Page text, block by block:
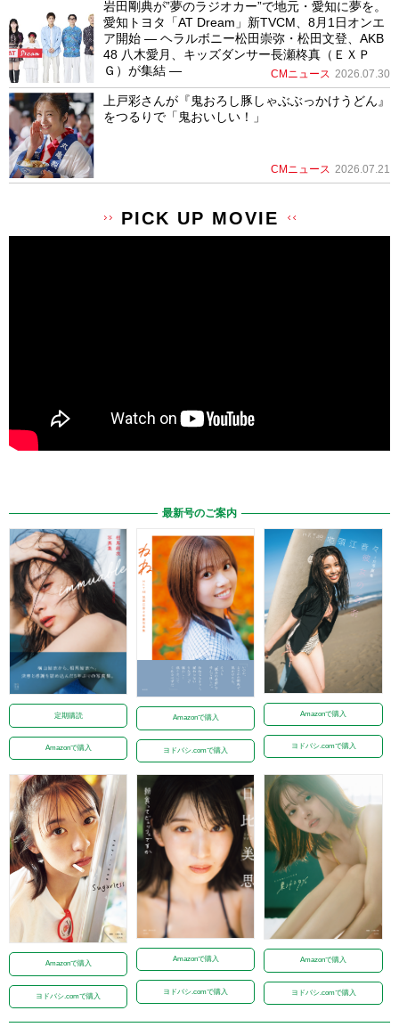
岩田剛典が”夢のラジオカー”で地元・愛知に夢を。
愛知トヨタ「AT Dream」新TVCM、8月1日オンエ
ア開始 ― ヘラルボニー松田崇弥・松田文登、AKB
48 八木愛月、キッズダンサー長瀬柊真（ＥＸＰ
Ｇ）が集結 ―
CMニュース 2026.07.30
上戸彩さんが『鬼おろし豚しゃぶぶっかけうどん』
をつるりで「鬼おいしい！」
CMニュース 2026.07.21
PICK UP MOVIE
最新号のご案内
定期購読
Amazonで購入
Amazonで購入
ヨドバシ.comで購入
Amazonで購入
ヨドバシ.comで購入
Amazonで購入
ヨドバシ.comで購入
Amazonで購入
ヨドバシ.comで購入
Amazonで購入
ヨドバシ.comで購入